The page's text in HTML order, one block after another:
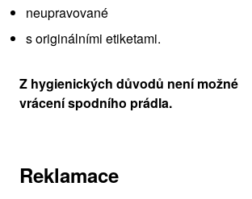
neupravované
s originálními etiketami.
Z hygienických důvodů není možné
vrácení spodního prádla.
Reklamace